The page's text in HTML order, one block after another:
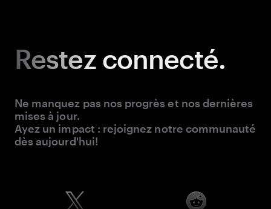
Restezconnecté.
Ne manquez pas nos progrès et nos dernières
mises à jour.
Ayez un impact : rejoignez notre communauté
dès aujourd'hui!